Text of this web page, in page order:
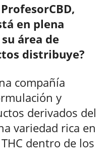
en plena
área de
distribuye?
compañía
y
derivados del
variedad rica en
dentro de los